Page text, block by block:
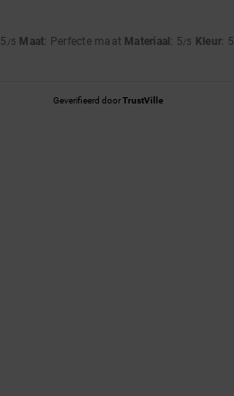
/5 Maat: Perfecte maat Materiaal : 5/5 Kleur: 5
Geverifieerd doorTrustVille